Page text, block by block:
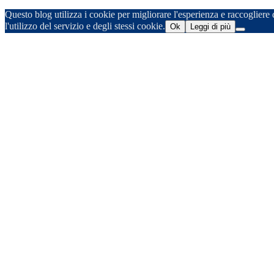
Questo blog utilizza i cookie per migliorare l'esperienza e
l'utilizzo del servizio e degli stessi cookie. Ok Leggi di più